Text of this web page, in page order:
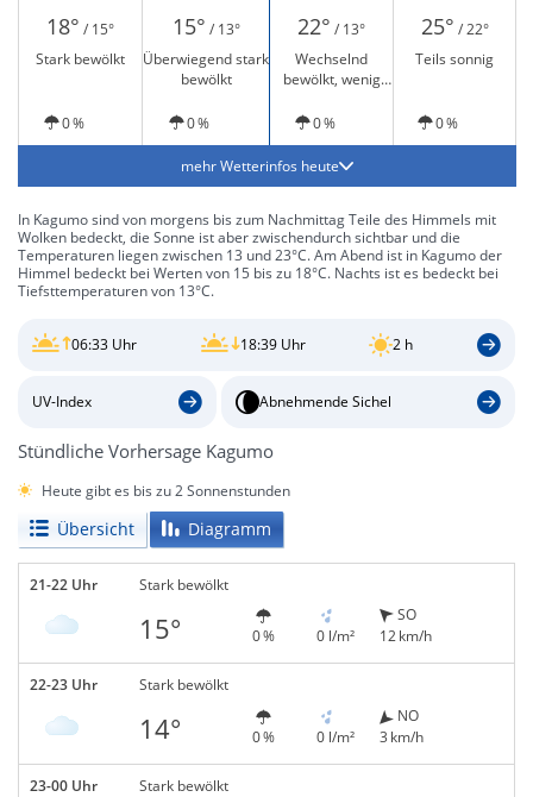
18° / 15° 15° / 13° 22° / 13° 25° / 22°
Stark bewölkt
Überwiegend stark
bewölkt
Wechselnd
bewölkt, wenig
Teils sonnig
0 % 0 % 0 % 0 %
mehr Wetterinfos heute
In Kagumo sind von morgens bis zum Nachmittag Teile des Himmels mit
Wolken bedeckt, die Sonne ist aber zwischendurch sichtbar und die
Temperaturen liegen zwischen 13 und 23°C. Am Abend ist in Kagumo der
Himmel bedeckt bei Werten von 15 bis zu 18°C. Nachts ist es bedeckt bei
Tiefsttemperaturen von 13°C.
06:33 Uhr 18:39 Uhr 2 h
UV-Index Abnehmende Sichel
Stündliche Vorhersage Kagumo
Heute gibt es bis zu 2 Sonnenstunden
Übersicht Diagramm
21-22 Uhr Stark bewölkt
15° 0 % 0 l/m²
SO
12 km/h
22-23 Uhr Stark bewölkt
14° 0 % 0 l/m²
NO
3 km/h
23-00 Uhr Stark bewölkt